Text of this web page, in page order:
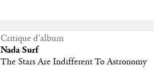
Critique d'album
Nada Surf
The Stars Are Indifferent To Astronomy